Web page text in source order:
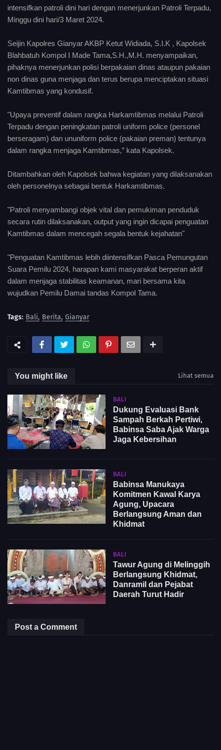
intensifkan patroli dini hari dengan menerjunkan Patroli Terpadu,
Minggu dini hari/3 Maret 2024.
Seijin Kapolres Gianyar AKBP Ketut Widiada, S.I.K , Kapolsek
Blahbatuh Kompol I Made Tama,S.H.,M.H. menyampaikan,
pihaknya menerjunkan polisi berpakaian dinas ataupun pakaian
non dinas guna menjaga dan terus berupa menciptakan situasi
Kamtibmas yang kondusif.
"Upaya preventif dalam rangka Harkamtibmas melalui Patroli
Terpadu dengan peningkatan patroli uniform police (personel
berseragam) dan ununiform police (pakaian preman) tentunya
dalam rangka menjaga Kamtibmas,” kata Kapolsek.
Ditambahkan oleh Kapolsek bahwa kegiatan yang dilaksanakan
oleh personelnya sebagai bentuk Harkamtibmas.
"Patroli menyambangi objek vital dan pemukiman penduduk
secara rutin dilaksanakan, output yang ingin dicapai penguatan
Kamtibmas dalam mencegah segala bentuk kejahatan"
"Penguatan Kamtibmas lebih diintensifkan Pasca Pemungutan
Suara Pemilu 2024, harapan kami masyarakat berperan aktif
dalam menjaga stabilitas keamanan, mari bersama kita
wujudkan Pemilu Damai tandas Kompol Tama.
Tags: Bali Berita Gianyar
You might like Lihat semua
BALI
Dukung Evaluasi Bank
Sampah Berkah Pertiwi,
Babinsa Saba Ajak Warga
Jaga Kebersihan
BALI
Babinsa Manukaya
Komitmen Kawal Karya
Agung, Upacara
Berlangsung Aman dan
Khidmat
BALI
Tawur Agung di Melinggih
Berlangsung Khidmat,
Danramil dan Pejabat
Daerah Turut Hadir
Post a Comment